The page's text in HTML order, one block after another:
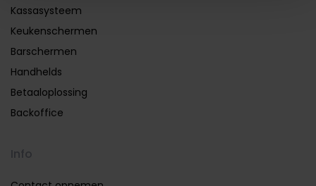
Kassasysteem
Keukenschermen
Barschermen
Handhelds
Betaaloplossing
Backoffice